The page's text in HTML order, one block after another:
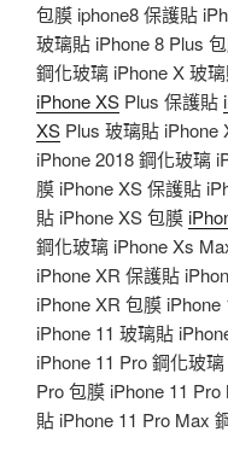
包膜 iphone8 保護貼
玻璃貼 iPhone 8 Plus
鋼化玻璃 iPhone X 玻
iPhone XS Plus 保護貼
XS Plus 玻璃貼 iPhone
iPhone 2018 鋼化玻璃
膜 iPhone XS 保護貼
貼 iPhone XS 包膜
鋼化玻璃 iPhone Xs
iPhone XR 保護貼
iPhone XR 包膜
iPhone 11 玻璃貼
iPhone 11 Pro 鋼化玻
Pro 包膜 iPhone 11
貼 iPhone 11 Pro Max